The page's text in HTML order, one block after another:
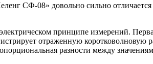
СФ-08» довольно сильно
принципе измерений.
отраженную
разности между